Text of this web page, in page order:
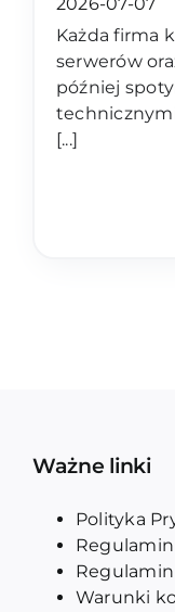
Każda firma
serwerów
później
[...]
Ważne linki
Polityka
Warunki